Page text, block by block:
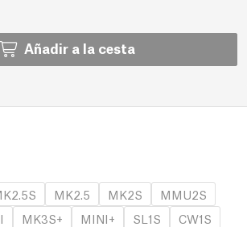
Añadir a la cesta
MK2.5 MK2S
MMU2S
MK3S+ MINI+ SL1S
CW1S